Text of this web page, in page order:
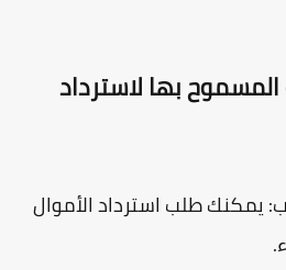
بها لاسترداد
يمكنك طلب استرداد الأموال